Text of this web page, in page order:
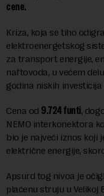
cene.
Kriza, koja se tiho
elektroenergetskog
za transport energije,
naftovoda, u većem
godina niskih investicija
Cena od 9.724 funti,
NEMO interkonektora
bio je najveći iznos koji
električne energije,
Apsurd tog nivoa je
plaćenu struju u Velikoj